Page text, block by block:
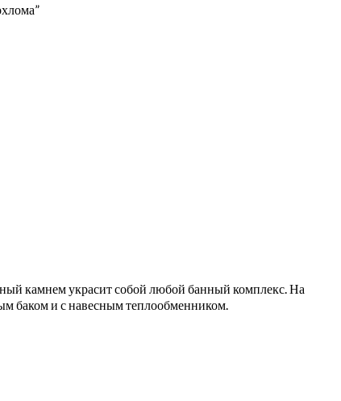
камнем украсит собой любой банный комплекс. На
баком и с навесным теплообменником.